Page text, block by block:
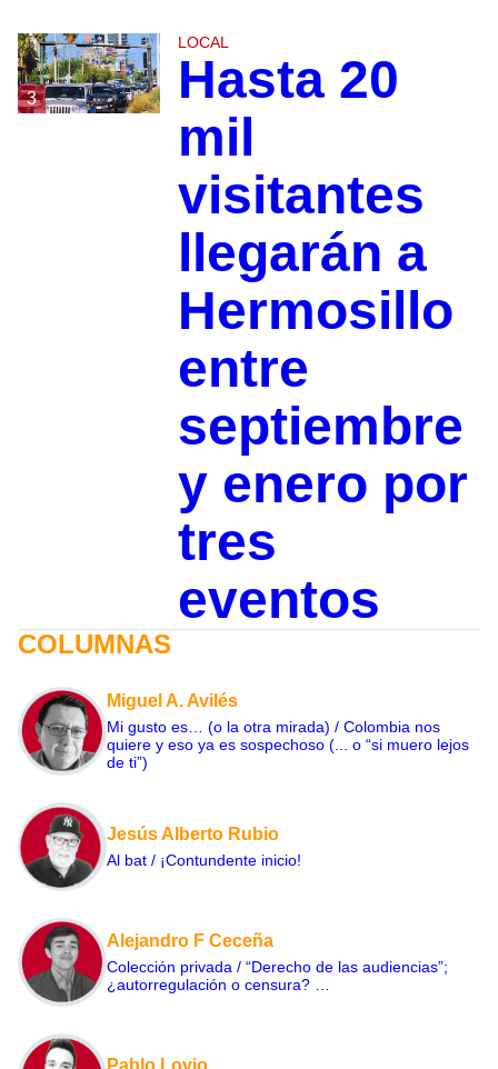
3
LOCAL
Hasta 20
mil
visitantes
llegarán a
Hermosillo
entre
septiembre
y enero por
tres
eventos
COLUMNAS
Miguel A. Avilés
Mi gusto es… (o la otra mirada) / Colombia nos
quiere y eso ya es sospechoso (... o “si muero lejos
de ti”)
Jesús Alberto Rubio
Al bat / ¡Contundente inicio!
Alejandro F Ceceña
Colección privada / “Derecho de las audiencias”;
¿autorregulación o censura? …